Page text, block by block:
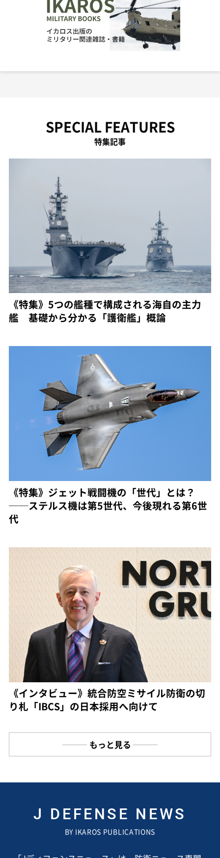
SPECIAL FEATURES
特集記事
《特集》5つの艦種で構成される海自の主力
艦 基礎から分かる「護衛艦」概論
《特集》ジェット戦闘機の「世代」とは？
──ステルス機は第5世代、今後現れる第6世
代
《インタビュー》統合防空ミサイル防衛の切
り札「IBCS」の日本採用へ向けて
もっと見る
J DEFENSE NEWS
BY IKAROS PUBLICATIONS